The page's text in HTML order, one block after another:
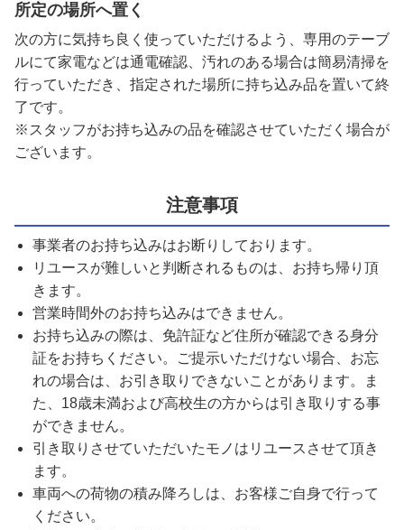
所定の場所へ置く
次の方に気持ち良く使っていただけるよう、専用のテーブ
ルにて家電などは通電確認、汚れのある場合は簡易清掃を
行っていただき、指定された場所に持ち込み品を置いて終
了です。
※スタッフがお持ち込みの品を確認させていただく場合が
ございます。
注意事項
事業者のお持ち込みはお断りしております。
リユースが難しいと判断されるものは、お持ち帰り頂
きます。
営業時間外のお持ち込みはできません。
お持ち込みの際は、免許証など住所が確認できる身分
証をお持ちください。ご提示いただけない場合、お忘
れの場合は、お引き取りできないことがあります。ま
た、18歳未満および高校生の方からは引き取りする事
ができません。
引き取りさせていただいたモノはリユースさせて頂き
ます。
車両への荷物の積み降ろしは、お客様ご自身で行って
ください。